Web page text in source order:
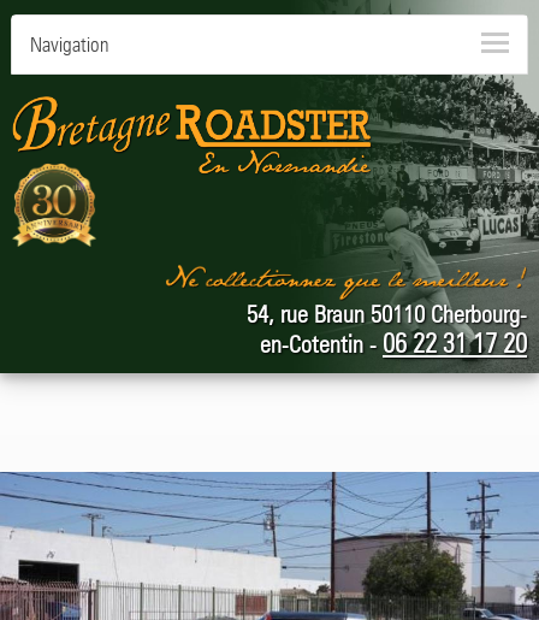
Navigation
54, rue Braun 50110 Cherbourg-
en-Cotentin - 06 22 31 17 20